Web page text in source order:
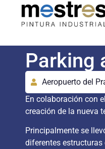
Parking
Aeropuerto del
En colaboración con
creación de la nueva
Principalmente se
diferentes